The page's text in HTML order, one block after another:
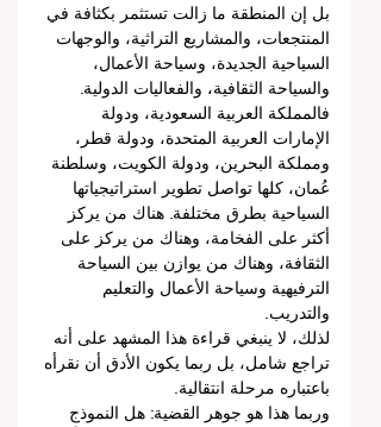
بل إن المنطقة ما زالت تستثمر بكثافة في
المنتجعات، والمشاريع التراثية، والوجهات
السياحية الجديدة، وسياحة الأعمال،
والسياحة الثقافية، والفعاليات الدولية.
فالمملكة العربية السعودية، ودولة
الإمارات العربية المتحدة، ودولة قطر،
ومملكة البحرين، ودولة الكويت، وسلطنة
عُمان، كلها تواصل تطوير استراتيجياتها
السياحية بطرق مختلفة. هناك من يركز
أكثر على الفخامة، وهناك من يركز على
الثقافة، وهناك من يوازن بين السياحة
الترفيهية وسياحة الأعمال والتعليم
والتدريب.
لذلك، لا ينبغي قراءة هذا المشهد على أنه
تراجع شامل، بل ربما يكون الأدق أن نقرأه
باعتباره مرحلة انتقالية.
وربما هذا هو جوهر القضية: هل النموذج